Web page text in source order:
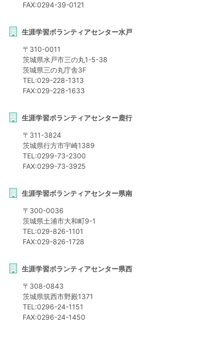
FAX:0294-39-0121
生涯学習ボランティアセンター水戸
〒 310-0011
茨城県水戸市三の丸1-5-38
茨城県三の丸庁舎3F
TEL:029-228-1313
FAX:029-228-1633
生涯学習ボランティアセンター鹿行
〒 311-3824
茨城県行方市宇崎1389
TEL:0299-73-2300
FAX:0299-73-3925
生涯学習ボランティアセンター県南
〒 300-0036
茨城県土浦市大和町9-1
TEL:029-826-1101
FAX:029-826-1728
生涯学習ボランティアセンター県西
〒 308-0843
茨城県筑西市野殿1371
TEL:0296-24-1151
FAX:0296-24-1450